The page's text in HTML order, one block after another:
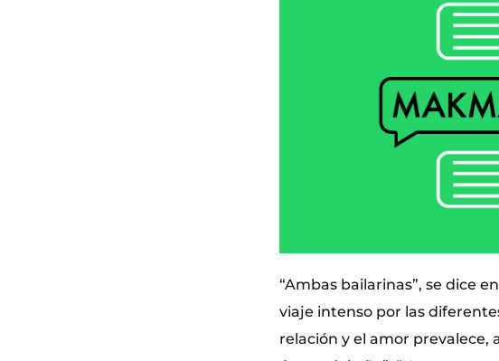
“Ambas bailarinas”, se dice
viaje intenso por las
relación y el amor